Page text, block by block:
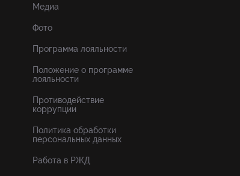
Медиа
Фото
Программа лояльности
Положение о программе
лояльности
Противодействие
коррупции
Политика обработки
персональных данных
Работа в РЖД